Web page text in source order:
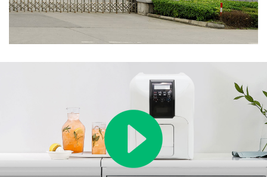
Israel, Mexiko, Ungarn usw.